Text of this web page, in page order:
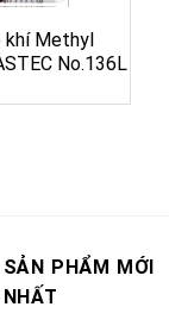
khí Methyl
No.136L
SẢN PHẨM MỚI
NHẤT